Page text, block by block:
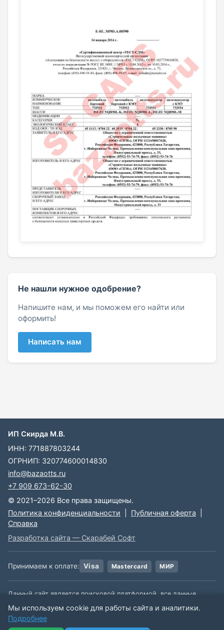
Не нашли нужное одобрение?
Напишите нам, и мы поможем его найти или
оформить!
Написать нам
ИП Скирда М.В.
ИНН: 771887803244
ОГРНИП: 320774600014830
info@bazaotts.ru
+7 909 673-62-30
© 2021–2026 Все права защищены.
Политика конфиденциальности
Публичная оферта
Справка
Разработка сайта — Скарабей Софт
Принимаем к оплате: Visa Mastercard МИР
Данный сайт является поисковой платформой, все данные,
размещенные на сайте, взяты из открытых источников. Мы не
несем ответственности за содержимое данной информации.
Мы используем cookie для работы сайта и аналитики.
Подробнее